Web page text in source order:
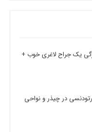
جراح لاغری (9 ویژگی یک جراح لاغری خوب +
در چیذر و نواحی